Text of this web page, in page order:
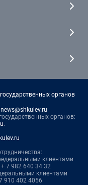
органов
органов:
.
клиентами
7 982 640 34 32
клиентами
910 402 4056